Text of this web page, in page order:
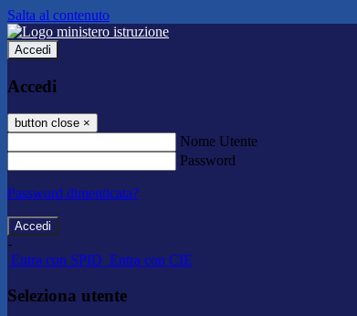
Salta al contenuto
Accedi
Accedi
button close ×
Nome Utente
Password
Password dimenticata?
-
Entra con SPID Entra con CIE
Seleziona utente